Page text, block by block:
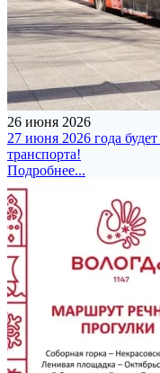
26 июня 2026
27 июня 2026 года
транспорта!
Подробнее...